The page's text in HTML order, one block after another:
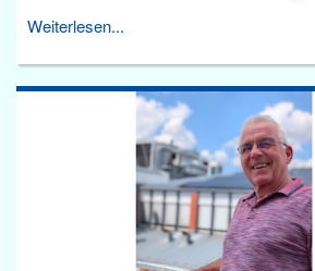
Weiterlesen...